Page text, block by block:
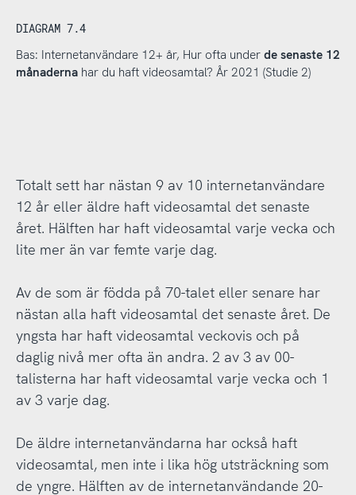
DIAGRAM 7.4
Bas: Internetanvändare 12+ år, Hur ofta under de senaste 12
månadernahar du haft videosamtal? År 2021 (Studie 2)
Totalt sett har nästan 9 av 10 internetanvändare
12 år eller äldre haft videosamtal det senaste
året. Hälften har haft videosamtal varje vecka och
lite mer än var femte varje dag.
Av de som är födda på 70-talet eller senare har
nästan alla haft videosamtal det senaste året. De
yngsta har haft videosamtal veckovis och på
daglig nivå mer ofta än andra. 2 av 3 av 00-
talisterna har haft videosamtal varje vecka och 1
av 3 varje dag.
De äldre internetanvändarna har också haft
videosamtal, men inte i lika hög utsträckning som
de yngre. Hälften av de internetanvändande 20-